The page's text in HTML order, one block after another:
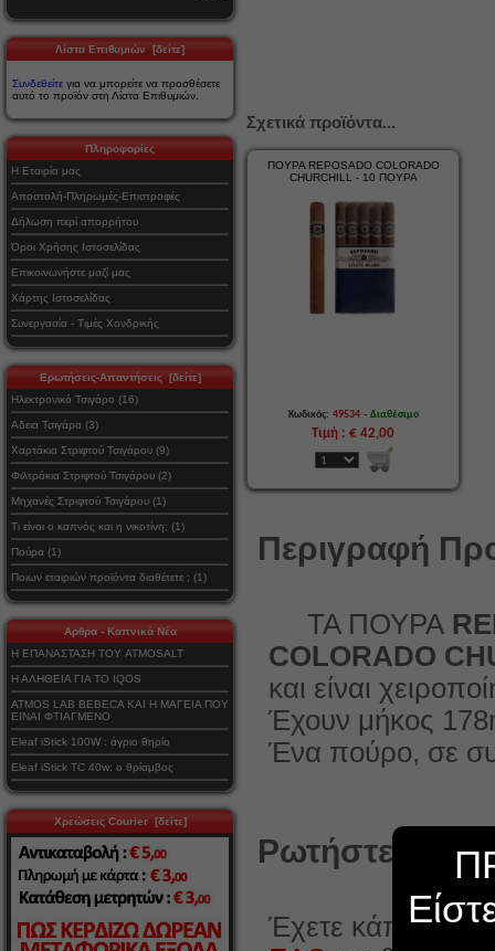
Λίστα Επιθυμιών [δείτε]
Συνδεθείτε για να μπορείτε να προσθέσετε
αυτό το προϊόν στη Λίστα Επιθυμιών.
Πληροφορίες
Η Εταιρία μας
Αποστολή-Πληρωμές-Επιστροφές
Δήλωση περί απορρήτου
Όροι Χρήσης Ιστοσελίδας
Επικοινωνήστε μαζί μας
Χάρτης Ιστοσελίδας
Συνεργασία - Τιμές Χονδρικής
Ερωτήσεις-Απαντήσεις [δείτε]
Ηλεκτρονικό Τσιγάρο (16)
Αδεια Τσιγάρα (3)
Χαρτάκια Στριφτού Τσιγάρου (9)
Φιλτράκια Στριφτού Τσιγάρου (2)
Μηχανές Στριφτού Τσιγάρου (1)
Τι είναι ο καπνός και η νικοτίνη; (1)
Πούρα (1)
Ποιων εταιριών προϊόντα διαθέτετε ; (1)
Αρθρα - Καπνικά Νέα
Η ΕΠΑΝΑΣΤΑΣΗ ΤΟΥ ATMOSALT
Η ΑΛΗΘΕΙΑ ΓΙΑ ΤΟ IQOS
ATMOS LAB BEBECA ΚΑΙ Η ΜΑΓΕΙΑ ΠΟΥ
ΕΙΝΑΙ ΦΤΙΑΓΜΕΝΟ
Eleaf iStick 100W : άγριο θηρίο
Eleaf iStick TC 40w: ο θρίαμβος
Χρεώσεις Courier [δείτε]
Σχετικά προϊόντα...
ΠΟΥΡΑ REPOSADO COLORADO
CHURCHILL - 10 ΠΟΥΡΑ
Κωδικός: 49534- Διαθέσιμο
Τιμή : € 42,00
Περιγραφή
ΤΑ ΠΟΥΡΑ
COLORADO
και είναι
Έχουν μήκος
Ένα πούρο, σε
Ρωτήστε κάτι
Έχετε κάποια